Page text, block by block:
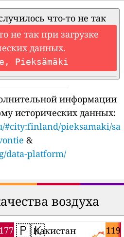
что-то не так
не так при загрузке
данных.
Pieksämäki
информации
исторических данных:
#city:finland/pieksamaki/sa
&
data-platform/
воздуха
177 🇵🇰 119
Пакистан